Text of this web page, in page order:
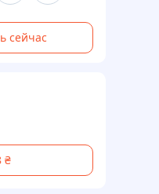
сейчас
₴